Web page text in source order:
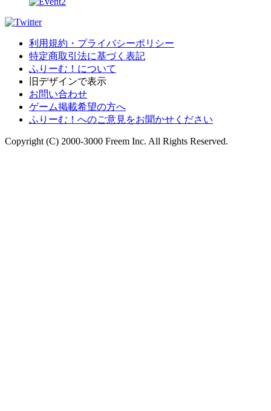
利用規約・プライバシーポリシー
特定商取引法に基づく表記
ふりーむ！について
旧デザインで表示
お問い合わせ
ゲーム掲載希望の方へ
ふりーむ！へのご意見をお聞かせください
Copyright (C) 2000-3000 Freem Inc. All Rights Reserved.